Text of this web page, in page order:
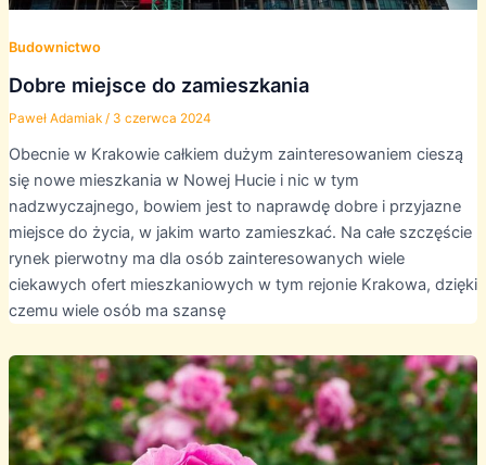
Budownictwo
Dobre miejsce do zamieszkania
Paweł Adamiak / 3 czerwca 2024
Obecnie w Krakowie całkiem dużym zainteresowaniem cieszą
się nowe mieszkania w Nowej Hucie i nic w tym
nadzwyczajnego, bowiem jest to naprawdę dobre i przyjazne
miejsce do życia, w jakim warto zamieszkać. Na całe szczęście
rynek pierwotny ma dla osób zainteresowanych wiele
ciekawych ofert mieszkaniowych w tym rejonie Krakowa, dzięki
czemu wiele osób ma szansę